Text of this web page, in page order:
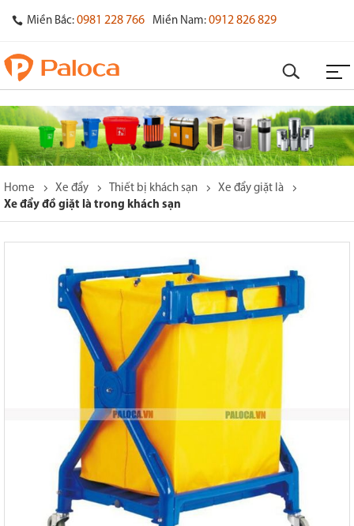
Miền Bắc: 0981 228 766 Miền Nam: 0912 826 829
Home Xe đẩy Thiết bị khách sạn
Xe đẩy giặt là
Xe đẩy đồ giặt là trong khách sạn